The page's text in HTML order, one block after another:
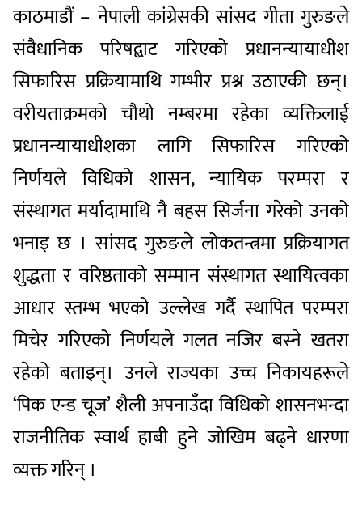
काठमाडौं – नेपाली कांग्रेसकी सांसद गीता गुरुङले
संवैधानिक परिषद्बाट गरिएको प्रधानन्यायाधीश
सिफारिस प्रक्रियामाथि गम्भीर प्रश्न उठाएकी छन्।
वरीयताक्रमको चौथो नम्बरमा रहेका व्यक्तिलाई
प्रधानन्यायाधीशका लागि सिफारिस गरिएको
निर्णयले विधिको शासन, न्यायिक परम्परा र
संस्थागत मर्यादामाथि नै बहस सिर्जना गरेको उनको
भनाइ छ । सांसद गुरुङले लोकतन्त्रमा प्रक्रियागत
शुद्धता र वरिष्ठताको सम्मान संस्थागत स्थायित्वका
आधार स्तम्भ भएको उल्लेख गर्दै स्थापित परम्परा
मिचेर गरिएको निर्णयले गलत नजिर बस्ने खतरा
रहेको बताइन्। उनले राज्यका उच्च निकायहरूले
‘पिक एन्ड चूज’ शैली अपनाउँदा विधिको शासनभन्दा
राजनीतिक स्वार्थ हाबी हुने जोखिम बढ्ने धारणा
व्यक्त गरिन् ।